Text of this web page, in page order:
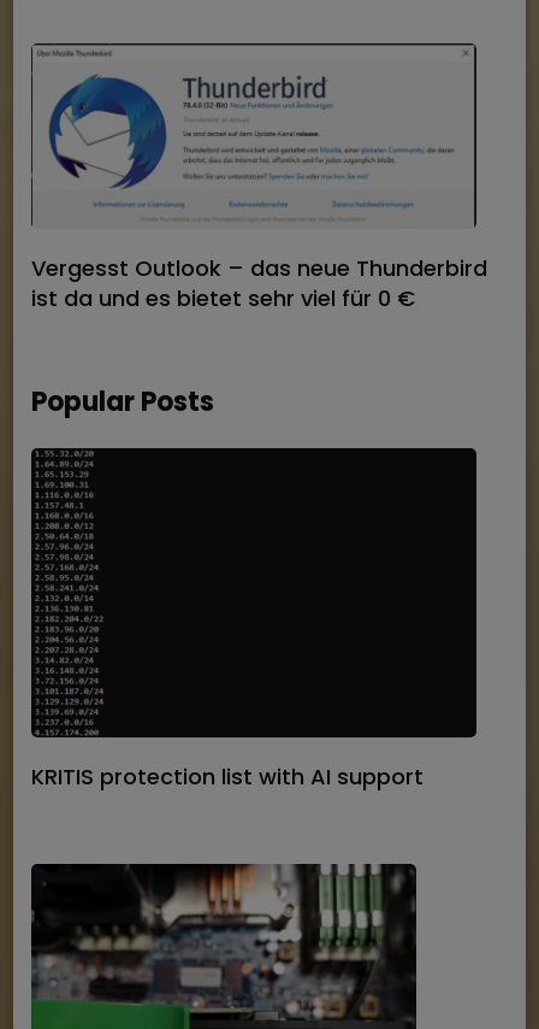
Vergesst Outlook – das neue Thunderbird
ist da und es bietet sehr viel für 0 €
Popular Posts
KRITIS protection list with AI support